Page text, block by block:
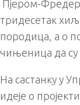
Пјером-
тридесетак
породица, а о
чињеница да су
На састанку у
идеје о